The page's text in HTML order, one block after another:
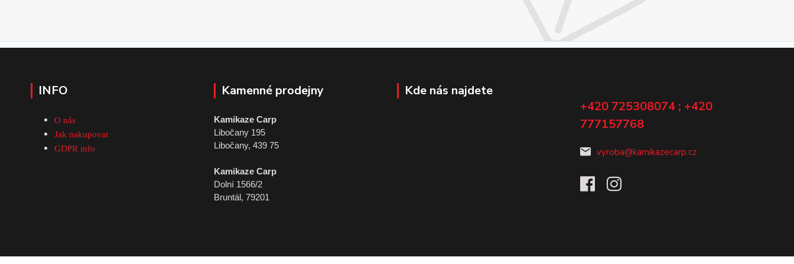
INFO
O nás
Jak nakupovat
GDPR info
Kamenné prodejny
Kamikaze Carp
Libočany 195
Libočany, 439 75
Kamikaze Carp
Dolní 1566/2
Bruntál, 79201
Kde nás najdete
+420 725308074 ; +420
777157768
vyroba@kamikazecarp.cz